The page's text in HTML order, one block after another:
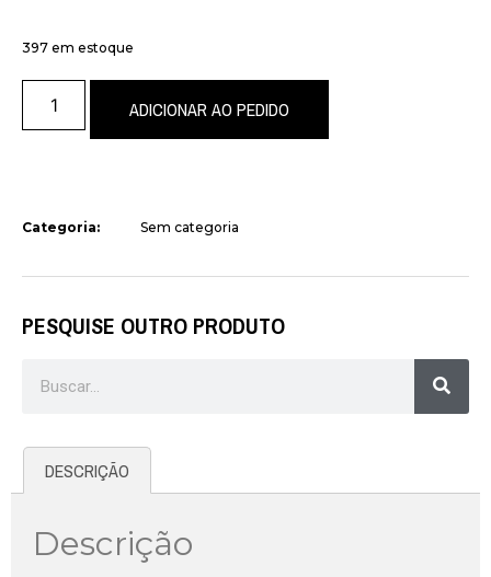
397 em estoque
ADICIONAR AO PEDIDO
Categoria: Sem categoria
PESQUISE OUTRO PRODUTO
DESCRIÇÃO
Descrição